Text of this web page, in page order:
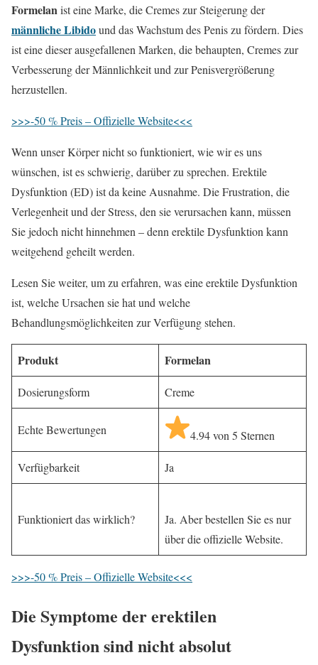
Formelanist eine Marke, die Cremes zur Steigerung der
männliche Libidound das Wachstum des Penis zu fördern. Dies
ist eine dieser ausgefallenen Marken, die behaupten, Cremes zur
Verbesserung der Männlichkeit und zur Penisvergrößerung
herzustellen.
>>>-50 % Preis – Offizielle Website<<<
Wenn unser Körper nicht so funktioniert, wie wir es uns
wünschen, ist es schwierig, darüber zu sprechen. Erektile
Dysfunktion (ED) ist da keine Ausnahme. Die Frustration, die
Verlegenheit und der Stress, den sie verursachen kann, müssen
Sie jedoch nicht hinnehmen – denn erektile Dysfunktion kann
weitgehend geheilt werden.
Lesen Sie weiter, um zu erfahren, was eine erektile Dysfunktion
ist, welche Ursachen sie hat und welche
Behandlungsmöglichkeiten zur Verfügung stehen.
Produkt Formelan
Dosierungsform Creme
Echte Bewertungen 4.94 von 5 Sternen
Verfügbarkeit Ja
Funktioniert das wirklich?
Ja. Aber bestellen Sie es nur
über die offizielle Website.
>>>-50 % Preis – Offizielle Website<<<
Die Symptome der erektilen
Dysfunktion sind nicht absolut